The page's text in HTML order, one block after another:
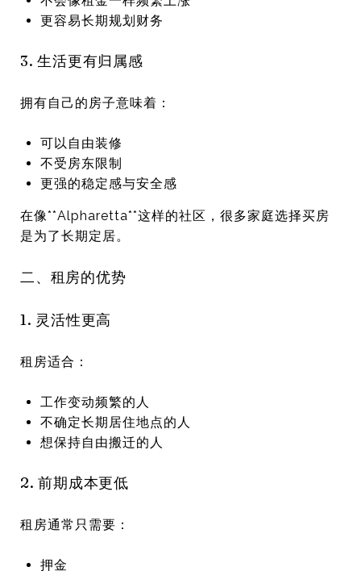
更容易长期规划财务
3. 生活更有归属感
拥有自己的房子意味着：
可以自由装修
不受房东限制
更强的稳定感与安全感
在像**Alpharetta**这样的社区，很多家庭选择买房
是为了长期定居。
二、租房的优势
1. 灵活性更高
租房适合：
工作变动频繁的人
不确定长期居住地点的人
想保持自由搬迁的人
2. 前期成本更低
租房通常只需要：
押金